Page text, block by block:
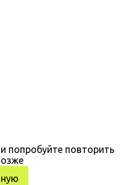
попробуйте повторить